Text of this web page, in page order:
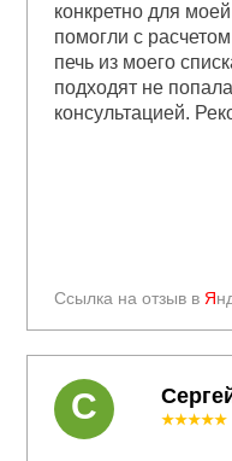
Ссылка на отзыв в Я
конкретно для
помогли с
печь из моего
подходят не
консультацией.
★★★★★
С